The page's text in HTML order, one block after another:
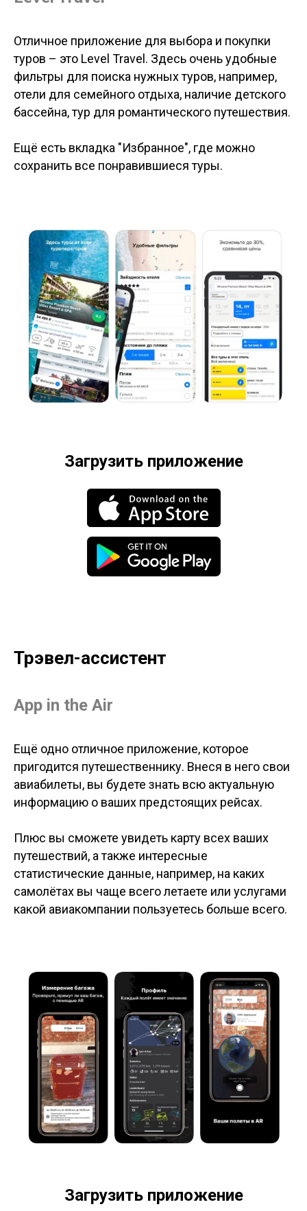
Отличное приложение для выбора и покупки
туров – это Level Travel. Здесь очень удобные
фильтры для поиска нужных туров, например,
отели для семейного отдыха, наличие детского
бассейна, тур для романтического путешествия.
Ещё есть вкладка "Избранное", где можно
сохранить все понравившиеся туры.
Загрузить приложение
Трэвел-ассистент
App in the Air
Ещё одно отличное приложение, которое
пригодится путешественнику. Внеся в него свои
авиабилеты, вы будете знать всю актуальную
информацию о ваших предстоящих рейсах.
Плюс вы сможете увидеть карту всех ваших
путешествий, а также интересные
статистические данные, например, на каких
самолётах вы чаще всего летаете или услугами
какой авиакомпании пользуетесь больше всего.
Загрузить приложение